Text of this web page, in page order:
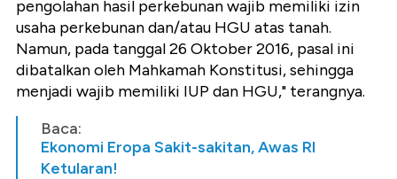
pengolahan hasil perkebunan wajib memiliki izin
usaha perkebunan dan/atau HGU atas tanah.
Namun, pada tanggal 26 Oktober 2016, pasal ini
dibatalkan oleh Mahkamah Konstitusi, sehingga
menjadi wajib memiliki IUP dan HGU," terangnya.
Baca:
Ekonomi Eropa Sakit-sakitan, Awas RI
Ketularan!